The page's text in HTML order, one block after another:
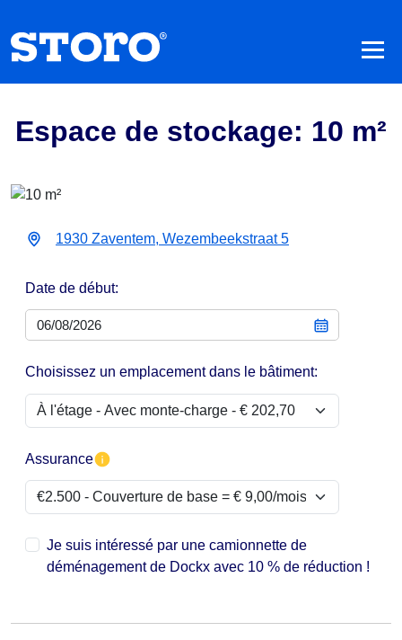
Espace de stockage: 10 m²
1930 Zaventem, Wezembeekstraat 5
Date de début:
Choisissez un emplacement dans le bâtiment:
Assurance
Je suis intéressé par une camionnette de
déménagement de Dockx avec 10 % de réduction !